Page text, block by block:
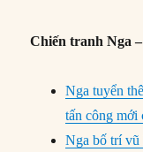
Chiến tranh Nga
Nga tuyển
tấn công mới
Nga bố trí vũ